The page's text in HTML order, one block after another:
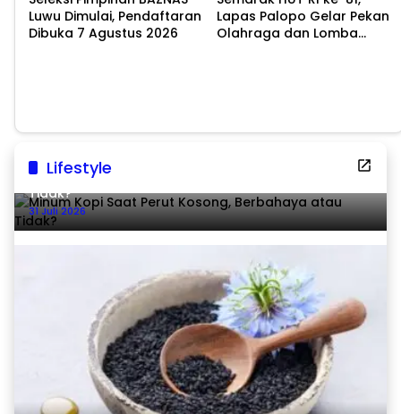
Luwu Dimulai, Pendaftaran
Dibuka 7 Agustus 2026
Lapas Palopo Gelar Pekan
Olahraga dan Lomba
Lifestyle
Minum Kopi Saat Perut Kosong, Berbahaya atau
Tidak?
31 Juli 2026